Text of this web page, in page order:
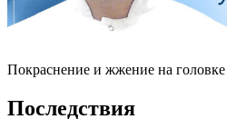
Покраснение и жжение на
Последствия